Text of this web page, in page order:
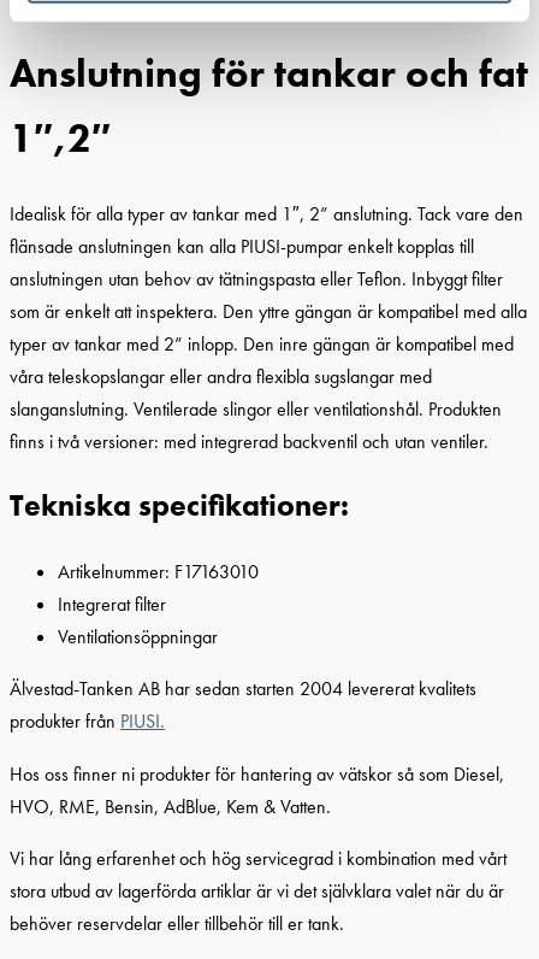
Anslutning för tankar och fat
1″,2″
Idealisk för alla typer av tankar med 1″, 2” anslutning. Tack vare den
flänsade anslutningen kan alla PIUSI-pumpar enkelt kopplas till
anslutningen utan behov av tätningspasta eller Teflon. Inbyggt filter
som är enkelt att inspektera. Den yttre gängan är kompatibel med alla
typer av tankar med 2” inlopp. Den inre gängan är kompatibel med
våra teleskopslangar eller andra flexibla sugslangar med
slanganslutning. Ventilerade slingor eller ventilationshål. Produkten
finns i två versioner: med integrerad backventil och utan ventiler.
Tekniska specifikationer:
Artikelnummer: F17163010
Integrerat filter
Ventilationsöppningar
Älvestad-Tanken AB har sedan starten 2004 levererat kvalitets
produkter från PIUSI.
Hos oss finner ni produkter för hantering av vätskor så som Diesel,
HVO, RME, Bensin, AdBlue, Kem & Vatten.
Vi har lång erfarenhet och hög servicegrad i kombination med vårt
stora utbud av lagerförda artiklar är vi det självklara valet när du är
behöver reservdelar eller tillbehör till er tank.